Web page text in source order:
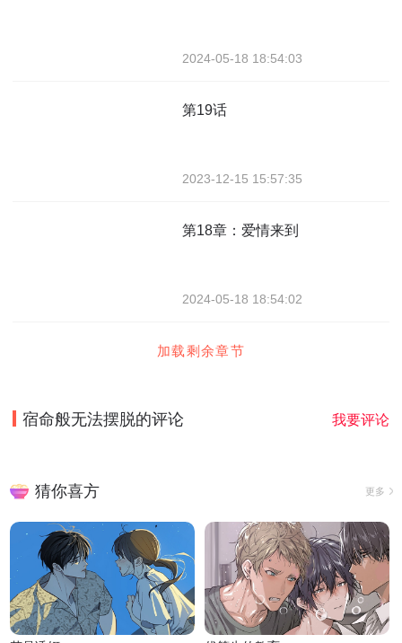
2024-05-18 18:54:03
第19话
2023-12-15 15:57:35
第18章：爱情来到
2024-05-18 18:54:02
加载剩余章节
宿命般无法摆脱的评论 我要评论
猜你喜方 更多